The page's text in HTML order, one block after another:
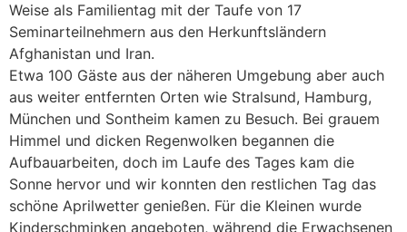
Weise als Familientag mit der Taufe von 17
Seminarteilnehmern aus den Herkunftsländern
Afghanistan und Iran.
Etwa 100 Gäste aus der näheren Umgebung aber auch
aus weiter entfernten Orten wie Stralsund, Hamburg,
München und Sontheim kamen zu Besuch. Bei grauem
Himmel und dicken Regenwolken begannen die
Aufbauarbeiten, doch im Laufe des Tages kam die
Sonne hervor und wir konnten den restlichen Tag das
schöne Aprilwetter genießen. Für die Kleinen wurde
Kinderschminken angeboten, während die Erwachsenen